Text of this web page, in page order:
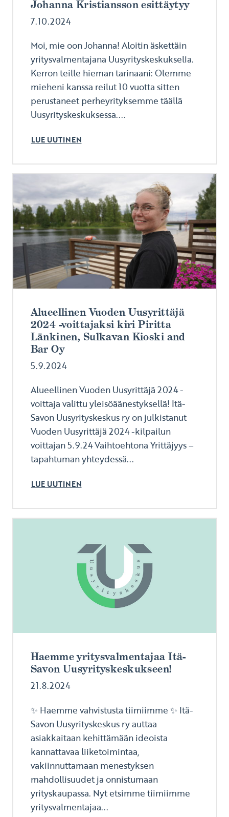
Johanna Kristiansson esittäytyy
7.10.2024
Moi, mie oon Johanna! Aloitin äskettäin
yritysvalmentajana Uusyrityskeskuksella.
Kerron teille hieman tarinaani: Olemme
mieheni kanssa reilut 10 vuotta sitten
perustaneet perheyrityksemme täällä
Uusyrityskeskuksessa....
LUE UUTINEN
Alueellinen Vuoden Uusyrittäjä
2024 -voittajaksi kiri Piritta
Länkinen, Sulkavan Kioski and
Bar Oy
5.9.2024
Alueellinen Vuoden Uusyrittäjä 2024 -
voittaja valittu yleisöäänestyksellä! Itä-
Savon Uusyrityskeskus ry on julkistanut
Vuoden Uusyrittäjä 2024 -kilpailun
voittajan 5.9.24 Vaihtoehtona Yrittäjyys –
tapahtuman yhteydessä...
LUE UUTINEN
Haemme yritysvalmentajaa Itä-
Savon Uusyrityskeskukseen!
21.8.2024
✨ Haemme vahvistusta tiimiimme ✨ Itä-
Savon Uusyrityskeskus ry auttaa
asiakkaitaan kehittämään ideoista
kannattavaa liiketoimintaa,
vakiinnuttamaan menestyksen
mahdollisuudet ja onnistumaan
yrityskaupassa. Nyt etsimme tiimiimme
yritysvalmentajaa...